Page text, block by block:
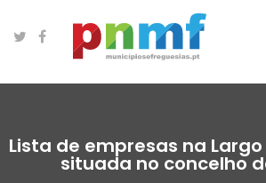
Lista de empresas na
situada no concelho